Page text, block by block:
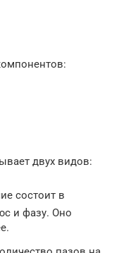
двух видов:
состоит в
и фазу. Оно